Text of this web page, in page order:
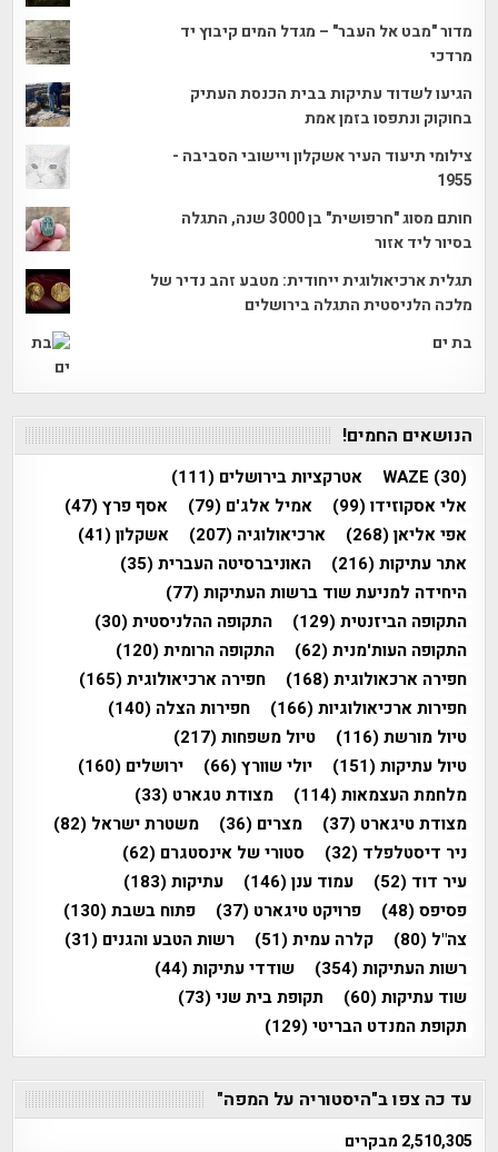
מדור "מבט אל העבר" – מגדל המים קיבוץ יד
מרדכי
הגיעו לשדוד עתיקות בבית הכנסת העתיק
בחוקוק ונתפסו בזמן אמת
צילומי תיעוד העיר אשקלון ויישובי הסביבה -
1955
חותם מסוג "חרפושית" בן 3000 שנה, התגלה
בסיור ליד אזור
תגלית ארכיאולוגית ייחודית: מטבע זהב נדיר של
מלכה הלניסטית התגלה בירושלים
בת ים
הנושאים החמים!
WAZE (30) אטרקציות בירושלים (111)
אלי אסקוזידו(99) אמיל אלג'ם (79) אסף פרץ(47)
אפי אליאן(268) ארכיאולוגיה (207) אשקלון(41)
אתר עתיקות(216) האוניברסיטה העברית(35)
היחידה למניעת שוד ברשות העתיקות(77)
התקופה הביזנטית(129) התקופה ההלניסטית(30)
התקופה העות'מנית(62) התקופה הרומית(120)
חפירה ארכאולוגית(168) חפירה ארכיאולוגית(165)
חפירות ארכיאולוגיות(166) חפירות הצלה (140)
טיול מורשת(116) טיול משפחות(217)
טיול עתיקות(151) יולי שוורץ(66) ירושלים (160)
מלחמת העצמאות(114) מצודת טגארט (33)
מצודת טיגארט (37) מצרים (36) משטרת ישראל (82)
ניר דיסטלפלד (32) סטורי של אינסטגרם (62)
עיר דוד (52) עמוד ענן(146) עתיקות(183)
פסיפס(48) פרויקט טיגארט (37) פתוח בשבת(130)
צה"ל (80) קלרה עמית(51) רשות הטבע והגנים (31)
רשות העתיקות(354) שודדי עתיקות(44)
שוד עתיקות(60) תקופת בית שני(73)
תקופת המנדט הבריטי(129)
עד כה צפו ב"היסטוריה על המפה"
2,510,305 מבקרים